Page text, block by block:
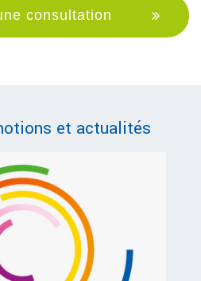
consultation
et actualités